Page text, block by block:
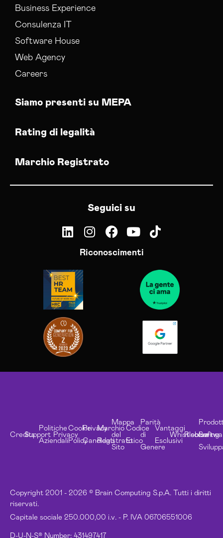
Business Experience
Consulenza IT
Software House
Web Agency
Careers
Siamo presenti su MEPA
Rating di legalità
Marchio Registrato
Seguici su
Riconoscimenti
Copyright 2001 - 2026 © Brain Computing S.p.A. Tutti i diritti
riservati.
Capitale sociale 250.000,00 i.v. - P. IVA 06706551006
D-U-N-S® Number: 431497417
CreditsSupport
Politiche
Aziendali
Privacy
Cookie
Policy
Privacy
Candidati
Marchio
Registrato
Mappa
del
Sito
Codice
Etico
Parità
di
Genere
Vantaggi
Esclusivi
Whistleblowing
Risorse